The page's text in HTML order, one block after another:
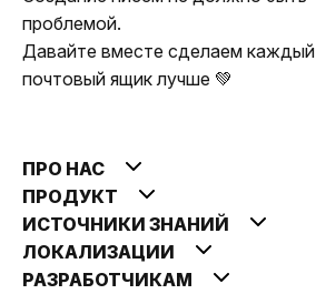
проблемой.
Давайте вместе сделаем каждый
почтовый ящик лучше 💚
ПРО НАС
ПРОДУКТ
ИСТОЧНИКИ ЗНАНИЙ
ЛОКАЛИЗАЦИИ
РАЗРАБОТЧИКАМ